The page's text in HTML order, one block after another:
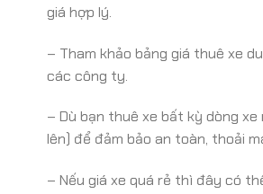
giá hợp lý.
– Tham khảo bảng giá thuê xe
các công ty.
– Dù bạn thuê xe bất kỳ dòng
lên) để đảm bảo an toàn, thoải
– Nếu giá xe quá rẻ thì đây có